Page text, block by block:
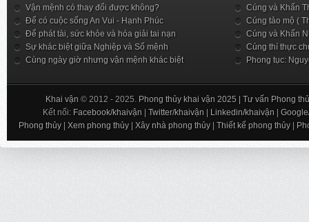
Vận mệnh có thay đổi được không?
Để có cuộc sống An Vui - Hạnh Phúc
Để phát tài, sức khỏe và hóa giải tai nạn
Sự khác biệt giữa Nghiệp và Số mệnh
Cùng ngày giờ nhưng vận mệnh khác biệt
Cúng và Khấn
Cúng tảo mộ (
Cúng và Khấn
Cúng thí thực
Phong tục:
Khai vận © 2012 - 2025. Phong thủy khai vận 2025 | Tư vấn Phong
Kết nối: Facebook/khaivận | Twitter/khaivận | Linkedin/khaivận |
Phong thủy| Xem phong thủy| Xây nhà phong thủy| Thiết kế phong thủy|